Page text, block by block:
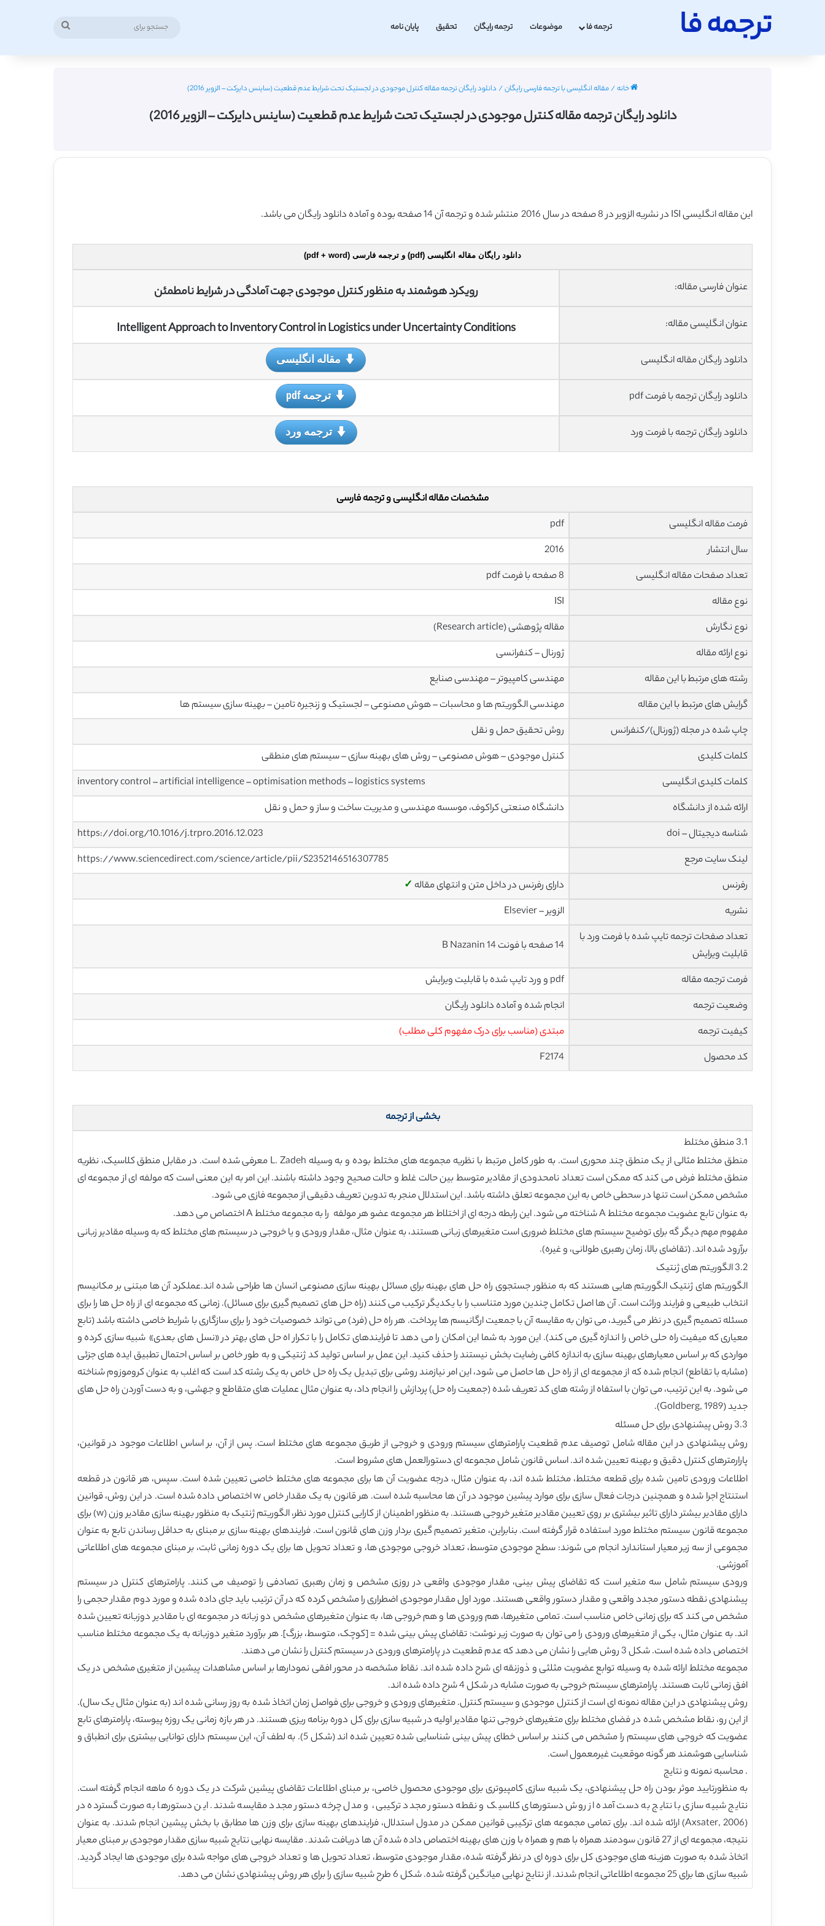
ترجمه فا ترجمه فا موضوعات ترجمه رایگان تحقیق پایان نامه
خانه/مقاله انگلیسی با ترجمه فارسی رایگان/ دانلود رایگان ترجمه مقاله کنترل موجودی در لجستیک تحت شرایط عدم قطعیت (ساینس دایرکت – الزویر 2016)
دانلود رایگان ترجمه مقاله کنترل موجودی در لجستیک تحت شرایط عدم قطعیت (ساینس دایرکت – الزویر 2016)
این مقاله انگلیسی ISI در نشریه الزویر در 8 صفحه در سال 2016 منتشر شده و ترجمه آن 14 صفحه بوده و آماده دانلود رایگان می باشد.
دانلود رایگان مقاله انگلیسی (pdf) و ترجمه فارسی (pdf + word)
عنوان فارسی مقاله: رویکرد هوشمند به منظور کنترل موجودی جهت آمادگی در شرایط نامطمئن
عنوان انگلیسی مقاله: Intelligent Approach to Inventory Control in Logistics under Uncertainty Conditions
دانلود رایگان مقاله انگلیسی مقاله انگلیسی
دانلود رایگان ترجمه با فرمت pdf ترجمه pdf
دانلود رایگان ترجمه با فرمت ورد ترجمه ورد
مشخصات مقاله انگلیسی و ترجمه فارسی
فرمت مقاله انگلیسی
pdf
سال انتشار
2016
تعداد صفحات مقاله انگلیسی
8 صفحه با فرمت pdf
نوع مقاله
ISI
نوع نگارش
مقاله پژوهشی (Research article)
نوع ارائه مقاله
ژورنال – کنفرانسی
رشته های مرتبط با این مقاله
مهندسی کامپیوتر – مهندسی صنایع
گرایش های مرتبط با این مقاله
مهندسی الگوریتم ها و محاسبات – هوش مصنوعی – لجستیک و زنجیره تامین – بهینه سازی سیستم ها
چاپ شده در مجله (ژورنال)/کنفرانس
روش تحقیق حمل و نقل
کلمات کلیدی
کنترل موجودی – هوش مصنوعی – روش های بهینه سازی – سیستم های منطقی
کلمات کلیدی انگلیسی
ارائه شده از دانشگاه
دانشگاه صنعتی کراکوف، موسسه مهندسی و مدیریت ساخت و ساز و حمل و نقل
شناسه دیجیتال – doi
https://doi.org/10.1016/j.trpro.2016.12.023
لینک سایت مرجع
https://www.sciencedirect.com/science/article/pii/S2352146516307785
رفرنس
دارای رفرنس در داخل متن و انتهای مقاله ✓
نشریه
الزویر – Elsevier
تعداد صفحات ترجمه تایپ شده با فرمت ورد با
قابلیت ویرایش
14 صفحه با فونت 14 B Nazanin
فرمت ترجمه مقاله
pdf و ورد تایپ شده با قابلیت ویرایش
وضعیت ترجمه
انجام شده و آماده دانلود رایگان
کیفیت ترجمه
مبتدی (مناسب برای درک مفهوم کلی مطلب)
کد محصول
F2174
بخشی از ترجمه
3.1 منطق مختلط
منطق مختلط مثالی از یک منطق چند محوری است. به طور کامل مرتبط با نظریه مجموعه های مختلط بوده و به وسیله L. Zadeh معرفی شده است. در مقابل منطق کلاسیک، نظریه
منطق مختلط فرض می کند که ممکن است تعداد نامحدودی از مقادیر متوسط بین حالت غلط و حالت صحیح وجود داشته باشند. این امر به این معنی است که مولفه ای از مجموعه ای
مشخص ممکن است تنها در سحطی خاص به این مجموعه تعلق داشته باشد. این استدلال منجر به تدوین تعریف دقیقی از مجموعه فازی می شود.
به عنوان تابع عضویت مجموعه مختلط A شناخته می شود. این رابطه درجه ای از اختلاط هر مجموعه عضو هر مولفه را به مجموعه مختلط A اختصاص می دهد.
مفهوم مهم دیگر گه برای توضیح سیستم های مختلط ضروری است متغیرهای زبانی هستند، به عنوان مثال، مقدار ورودی و یا خروجی در سیستم های مختلط که به وسیله مقادیر زبانی
برآرود شده اند. (تقاضای بالا، زمان رهبری طولانی، و غیره).
3.2 الگوریتم های ژنتیک
الگوریتم های ژنتیک الگوریتم هایی هستند که به منظور جستجوی راه حل های بهینه برای مسائل بهینه سازی مصنوعی انسان ها طراحی شده اند.عملکرد آن ها مبتنی بر مکانیسم
انتخاب طبیعی و فرایند وراثت است. آن ها اصل تکامل چندین مورد متناسب را با یکدیگر ترکیب می کنند (راه حل های تصمیم گیری برای مسائل). زمانی که مجموعه ای از راه حل ها را برای
مسئله تصمیم گیری در نظر می گیرید، می توان به مقایسه آن با جمعیت ارگانیسم ها پرداخت. هر راه حل (فرد) می تواند خصوصیات خود را برای سازگاری با شرایط خاصی داشته باشد (تابع
معیاری که میفیت راه حلی خاص را اندازه گیری می کند). این مورد به شما این امکان را می دهد تا فرایندهای تکامل را با تکرار اه حل های بهتر در «نسل های بعدی» شبیه سازی کرده و
مواردی که بر اساس معیارهای بهینه سازی به اندازه کافی رضایت بخش نیستند را حذف کنید. این عمل بر اساس تولید کد ژنتیکی و به طور خاص بر اساس احتمال تطبیق ایده های جزئی
(مشابه با تقاطع) انجام شده که از مجموعه ای از راه حل ها حاصل می شود، این امر نیازمند روشی برای تبدیل یک راه حل خاص به یک رشته کد است که اغلب به عنوان کروموزوم شناخته
می شود. به این ترتیب، می توان با استفاه از رشته های کد تعریف شده (جمعیت راه حل) پردازش را انجام داد، به عنوان مثال عملیات های متقاطع و جهشی، و به دست آوردن راه حل های
جدید (Goldberg, 1989).
3.3 روش پیشنهادی برای حل مسئله
روش پیشنهادی در این مقاله شامل توصیف عدم قطعیت پارامترهای سیستم ورودی و خروجی از طریق مجموعه های مختلط است. پس از آن، بر اساس اطلاعات موجود در قوانین،
پارارمترهای کنترل دقیق و بهینه تعیین شده اند. اساس قانون شامل مجموعه ای دستورالعمل های مشروط است.
اطلاعات ورودی تامین شده برای قطعه مختلط، مختلط شده اند، به عنوان مثال، درجه عضویت آن ها برای مجموعه های مختلط خاصی تعیین شده است. سپس، هر قانون در قطعه
استنتاج اجرا شده و همچنین درجات فعال سازی برای موارد پیشین موجود در آن ها محاسبه شده است. هر قانون به یک مقدار خاص w اختصاص داده شده است. در این روش، قوانین
دارای مقادیر بیشتر دارای تاثیر بیشتری بر روی تعیین مقادیر متغیر خروجی هستند. به منظور اطمینان از کارایی کنترل مورد نظر، الگوریتم ژنتیک به منظور بهینه سازی مقادیر وزن (w) برای
مجموعه قانون سیستم مختلط مورد استفاده قرار گرفته است. بنابراین، متغیر تصمیم گیری بردار وزن های قانون است. فرایندهای بهینه سازی بر مبنای به حداقل رساندن تابع به عنوان
مجموعی از سه زیر معیار استاندارد انجام می شوند: سطح موجودی متوسط، تعداد خروجی موجودی ها، و تعداد تحویل ها برای یک دوره زمانی ثابت، بر مبنای مجموعه های اطلاعاتی
آموزشی.
ورودی سیستم شامل سه متغیر است که تقاضای پیش بینی، مقدار موجودی واقعی در روزی مشخص و زمان رهبری تصادفی را توصیف می کنند. پارامترهای کنترل در سیستم
پیشنهادی نقطه دستور مجدد واقعی و مقدار دستور واقعی هستند. مورد اول مقدار موجودی اضطراری را مشخص کرده که در آن ترتیب باید جای داده شده و مورد دوم مقدار حجمی را
مشخص می کند که برای زمانی خاص مناسب است. تمامی متغیرها، هم ورودی ها و هم خروجی ها، به عنوان متغیرهای مشخص دو زبانه در مجموعه ای با مقادیر دوزبانه تعیین شده
اند. به عنوان مثال، یکی از متغیرهای ورودی را می توان به صورت زیر نوشت: تقاضای پیش بینی شده = [کوچک، متوسط، بزرگ]. هر برآورد متغیر دوزبانه به یک مجموعه مختلط مناسب
اختصاص داده شده است. شکل 3 روش هایی را نشان می دهد که عدم قطعیت در پارامترهای ورودی در سیستم کنترل را نشان می دهند.
مجموعه مختلط ارائه شده به وسیله توابع عضویت مثلثی و ذوزنقه ای شرح داده شده اند. نقاط مشخصه در محور افقی نمودارها بر اساس مشاهدات پیشین از متغیری مشخص در یک
افق زمانی ثابت هستند. پارامترهای سیستم خروجی به صورت مشابه در شکل 4 شرح داده شده اند.
روش پیشنهادی در این مقاله نمونه ای است از کنترل موجودی و سیستم کنترل. متغیرهای ورودی و خروجی برای فواصل زمان اتخاذ شده به روز رسانی شده اند (به عنوان مثال یک سال).
از این رو، نقاط مشخص شده در فضای مختلط برای متغیرهای خروجی تنها مقادیر اولیه در شبیه سازی برای کل دوره برنامه ریزی هستند. در هر بازه زمانی یک روزه پیوسته، پارامترهای تابع
عضویت که خروجی های سیستم را مشخص می کنند بر اساس خطای پیش بینی شناسایی شده تعیین شده اند (شکل 5). به لطف آن، این سیستم دارای توانایی بیشتری برای انطباق و
شناسایی هوشمند هر گونه موقعیت غیرمعمول است.
. محاسبه نمونه و نتایج
به منظورتایید موثر بودن راه حل پیشنهادی، یک شبیه سازی کامپیوتری برای موجودی محصول خاصی، بر مبنای اطلاعات تقاضای پیشین شرکت در یک دوره 6 ماهه انجام گرفته است.
نتایج شبیه سازی با نتایج به دست آمده از روش دستورهای کلاسیک و نقطه دستور مجدد ترکیبی، و مدل چرخه دستور مجدد مقایسه شدند. این دستورها به صورت گسترده در
(Axsater, 2006) ارائه شده اند. برای تمامی مجموعه های ترکیبی قوانین ممکن در مدول استدلال، فرایندهای بهینه سازی برای وزن ها مطابق با بخش پیشین انجام شدند. به عنوان
نتیجه، مجموعه ای از 27 قانون سودمند همراه با هم و همراه با وزن های بهینه اختصاص داده شده آن ها دریافت شدند. مقایسه نهایی نتایج شبیه سازی مقدار موجودی بر مبنای معیار
اتخاذ شده به صورت هزینه های موجودی کل برای دوره ای در نظر گرفته شده، مقدار موجودی متوسط، تعداد تحویل ها و تعداد خروجی های مواجه شده برای موجودی ها ایجاد گردید.
شبیه سازی ها برای 25 مجموعه اطلاعاتی انجام شدند. از نتایج نهایی میانگین گرفته شده. شکل 6 طرح شبیه سازی را برای هر روش پیشنهادی نشان می دهد.